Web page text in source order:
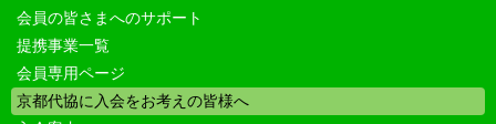
会員の皆さまへのサポート
提携事業一覧
会員専用ページ
京都代協に入会をお考えの皆様へ